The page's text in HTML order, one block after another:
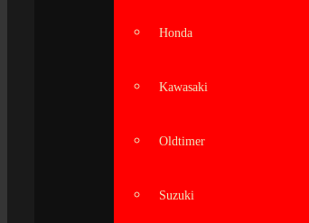
Honda
Kawasaki
Oldtimer
Suzuki